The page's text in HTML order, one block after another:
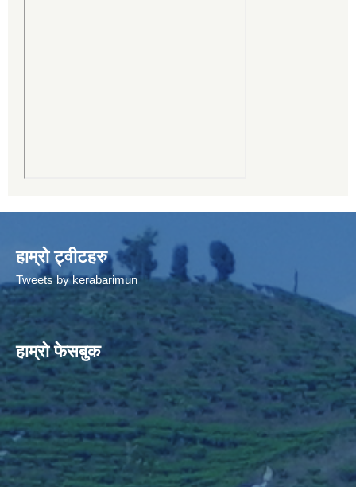
हाम्रो ट्वीटहरु
Tweets by kerabarimun
हाम्रो फेसबुक